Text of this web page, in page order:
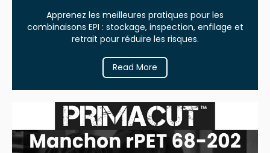
Apprenez les meilleures pratiques pour les
combinaisons EPI : stockage, inspection, enfilage et
retrait pour réduire les risques.
Read More